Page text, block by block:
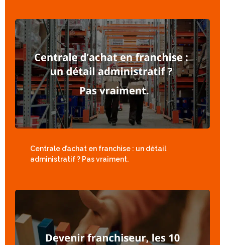
Centrale d’achat en franchise : un détail
administratif ? Pas vraiment.